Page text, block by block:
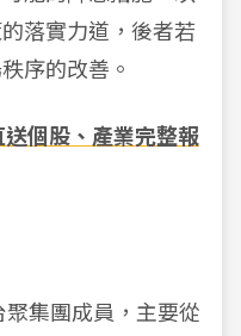
落實力道，後者若
序的改善。
個股、產業完整報
聚集團成員，主要從